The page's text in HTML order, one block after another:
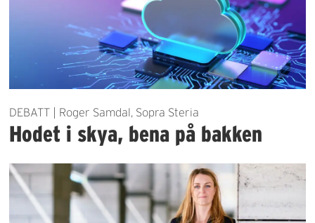
DEBATT | Roger Samdal, Sopra Steria
Hodet i skya, bena på bakken